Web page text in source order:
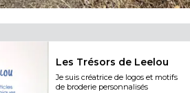
Les Trésors de Leelou
Je suis créatrice de logos et motifs
de broderie personnalisés